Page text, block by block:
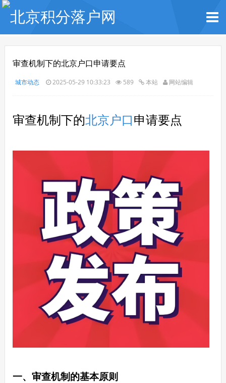
审查机制下的北京户口申请要点
城市动态 2025-05-29 10:33:23 589 本站 网站编辑
审查机制下的北京户口申请要点
一、审查机制的基本原则